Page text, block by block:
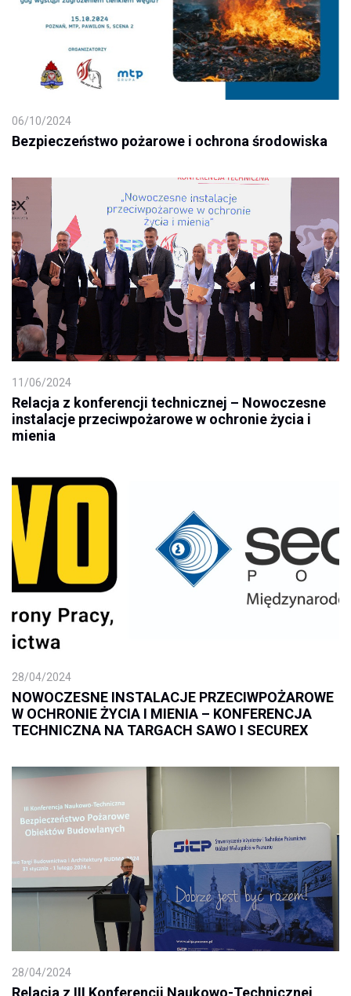
06/10/2024
Bezpieczeństwo pożarowe i ochrona środowiska
11/06/2024
Relacja z konferencji technicznej – Nowoczesne
instalacje przeciwpożarowe w ochronie życia i
mienia
28/04/2024
NOWOCZESNE INSTALACJE PRZECIWPOŻAROWE
W OCHRONIE ŻYCIA I MIENIA – KONFERENCJA
TECHNICZNA NA TARGACH SAWO I SECUREX
28/04/2024
Relacja z III Konferencji Naukowo-Technicznej